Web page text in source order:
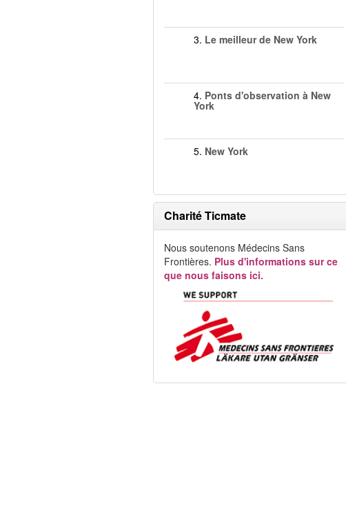
3. Le meilleur de New York
4. Ponts d'observation à New
York
5. New York
Charité Ticmate
Nous soutenons Médecins Sans
Frontières. Plus d'informations sur ce
que nous faisons ici.